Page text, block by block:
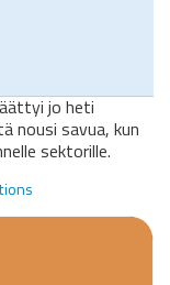
jo heti
nousi savua, kun
sektorille.